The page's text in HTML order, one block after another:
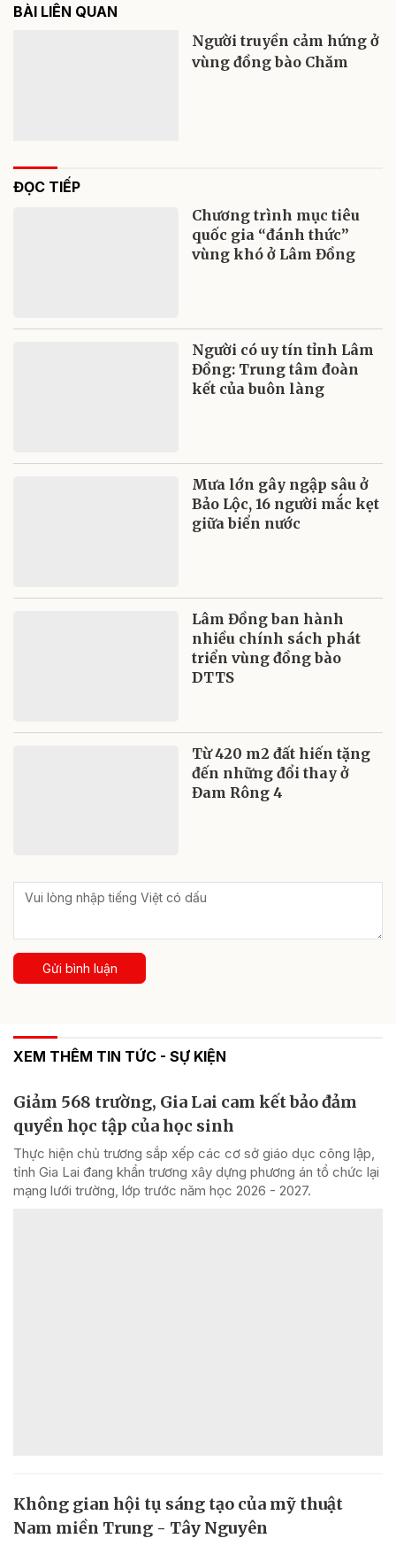
BÀI LIÊN QUAN
Người truyền cảm hứng ở
vùng đồng bào Chăm
ĐỌC TIẾP
Chương trình mục tiêu
quốc gia “đánh thức”
vùng khó ở Lâm Đồng
Người có uy tín tỉnh Lâm
Đồng: Trung tâm đoàn
kết của buôn làng
Mưa lớn gây ngập sâu ở
Bảo Lộc, 16 người mắc kẹt
giữa biển nước
Lâm Đồng ban hành
nhiều chính sách phát
triển vùng đồng bào
DTTS
Từ 420 m2 đất hiến tặng
đến những đổi thay ở
Đam Rông 4
Gửi bình luận
XEM THÊM TIN TỨC - SỰ KIỆN
Giảm 568 trường, Gia Lai cam kết bảo đảm
quyền học tập của học sinh
Thực hiện chủ trương sắp xếp các cơ sở giáo dục công lập,
tỉnh Gia Lai đang khẩn trương xây dựng phương án tổ chức lại
mạng lưới trường, lớp trước năm học 2026 - 2027.
Không gian hội tụ sáng tạo của mỹ thuật
Nam miền Trung - Tây Nguyên